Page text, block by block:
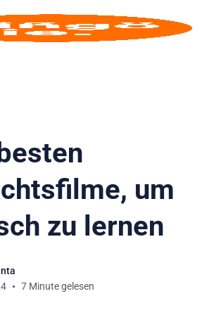
um
zu lernen
7 Minute gelesen